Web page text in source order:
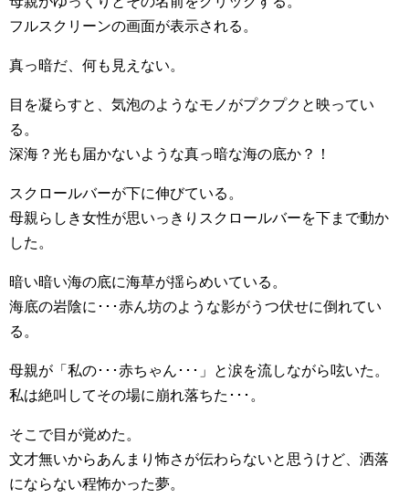
フルスクリーンの画面が表示される。
真っ暗だ、何も見えない。
目を凝らすと、気泡のようなモノがプクプクと映ってい
る。
深海？光も届かないような真っ暗な海の底か？！
スクロールバーが下に伸びている。
母親らしき女性が思いっきりスクロールバーを下まで動か
した。
暗い暗い海の底に海草が揺らめいている。
海底の岩陰に･･･赤ん坊のような影がうつ伏せに倒れてい
る。
母親が「私の･･･赤ちゃん･･･」と涙を流しながら呟いた。
私は絶叫してその場に崩れ落ちた･･･。
そこで目が覚めた。
文才無いからあんまり怖さが伝わらないと思うけど、洒落
にならない程怖かった夢。